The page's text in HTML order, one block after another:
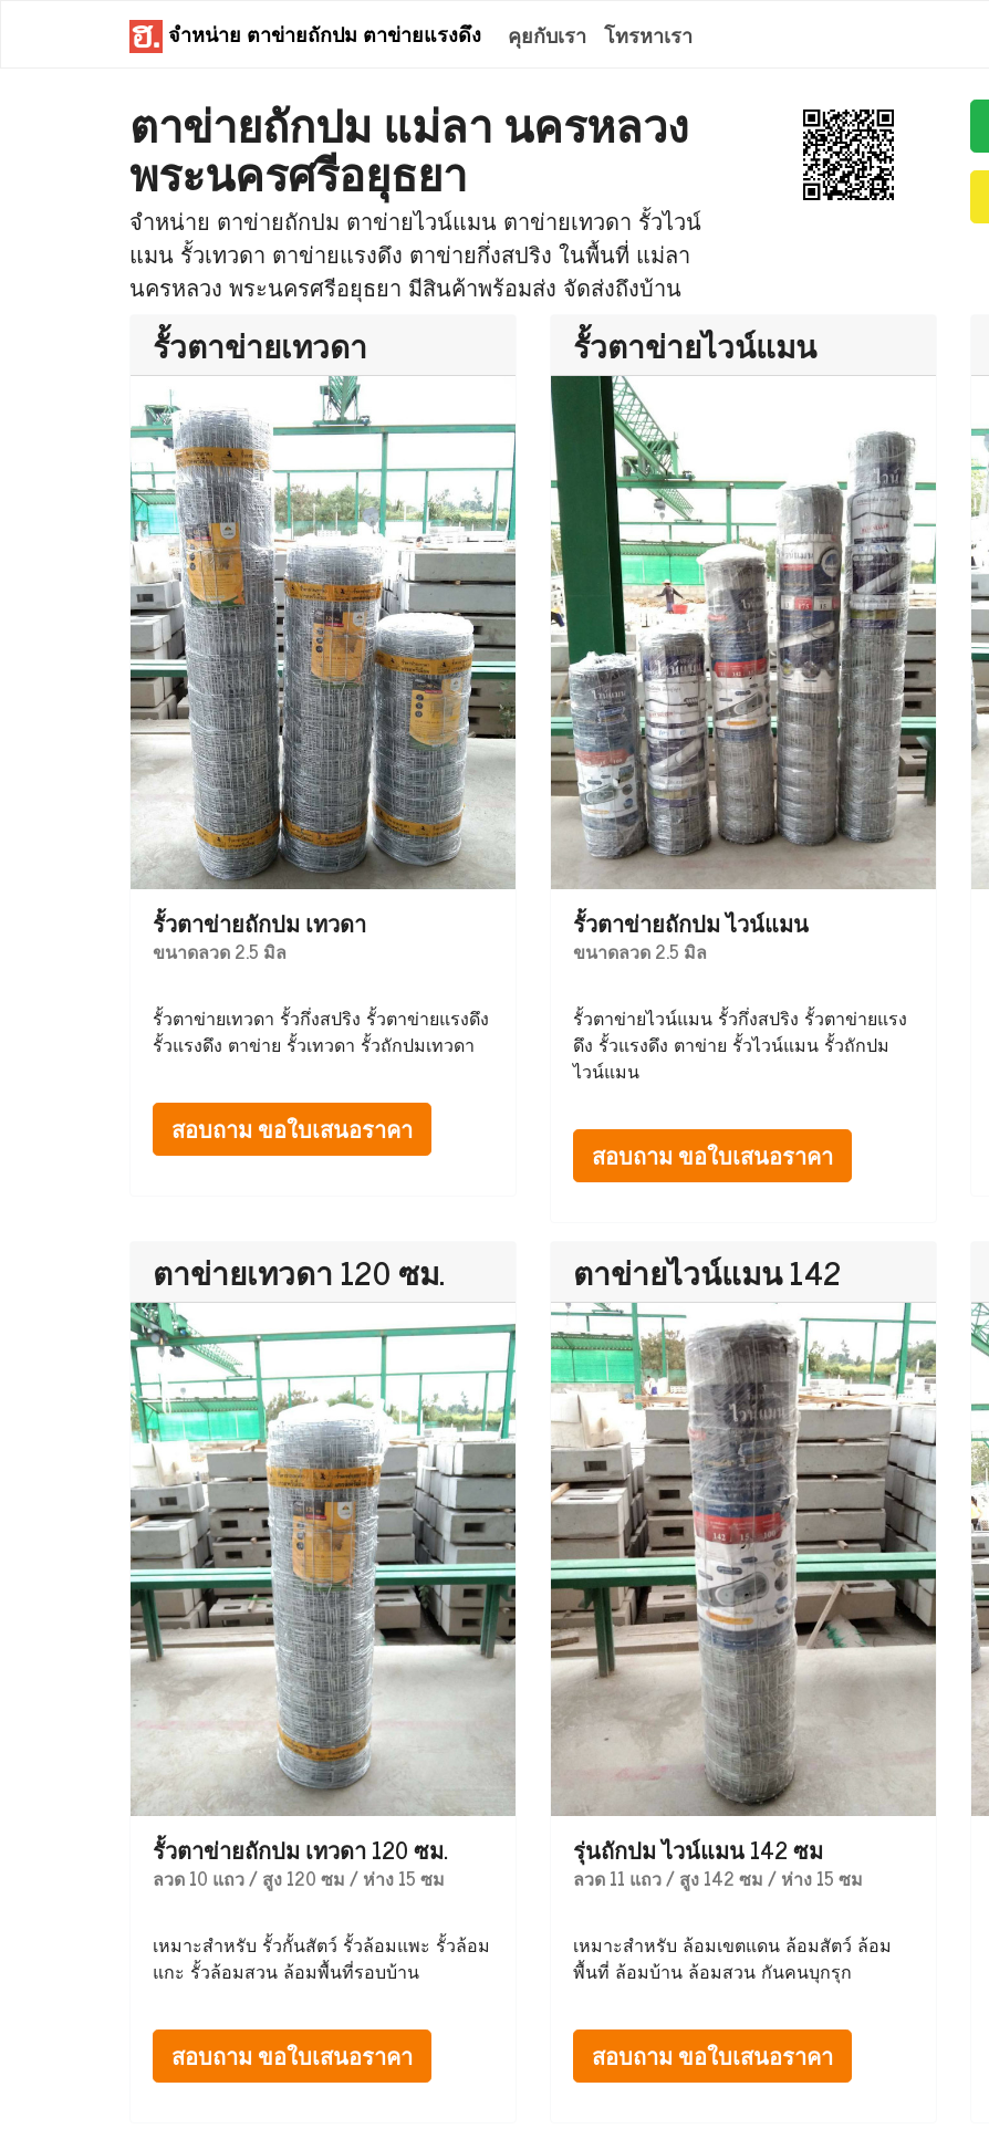
จำหน่าย ตาข่ายถักปม ตาข่ายแรงดึง คุยกับเรา โทรหาเรา
ตาข่ายถักปม แม่ลา นครหลวง
พระนครศรีอยุธยา
จำหน่าย ตาข่ายถักปม ตาข่ายไวน์แมน ตาข่ายเทวดา รั้วไวน์
แมน รั้วเทวดา ตาข่ายแรงดึง ตาข่ายกึ่งสปริง ในพื้นที่ แม่ลา
นครหลวง พระนครศรีอยุธยา มีสินค้าพร้อมส่ง จัดส่งถึงบ้าน
รั้วตาข่ายเทวดา
รั้วตาข่ายถักปม เทวดา
ขนาดลวด 2.5 มิล
รั้วตาข่ายเทวดา รั้วกึ่งสปริง รั้วตาข่ายแรงดึง
รั้วแรงดึง ตาข่าย รั้วเทวดา รั้วถักปมเทวดา
สอบถาม ขอใบเสนอราคา
รั้วตาข่ายไวน์แมน
รั้วตาข่ายถักปม ไวน์แมน
ขนาดลวด 2.5 มิล
รั้วตาข่ายไวน์แมน รั้วกึ่งสปริง รั้วตาข่ายแรง
ดึง รั้วแรงดึง ตาข่าย รั้วไวน์แมน รั้วถักปม
ไวน์แมน
สอบถาม ขอใบเสนอราคา
ตาข่ายเทวดา 120 ซม.
รั้วตาข่ายถักปม เทวดา 120 ซม.
ลวด 10 แถว / สูง 120 ซม / ห่าง 15 ซม
เหมาะสำหรับ รั้วกั้นสัตว์ รั้วล้อมแพะ รั้วล้อม
แกะ รั้วล้อมสวน ล้อมพื้นที่รอบบ้าน
สอบถาม ขอใบเสนอราคา
ตาข่ายไวน์แมน 142
รุ่นถักปม ไวน์แมน 142 ซม
ลวด 11 แถว / สูง 142 ซม / ห่าง 15 ซม
เหมาะสำหรับ ล้อมเขตแดน ล้อมสัตว์ ล้อม
พื้นที่ ล้อมบ้าน ล้อมสวน กันคนบุกรุก
สอบถาม ขอใบเสนอราคา